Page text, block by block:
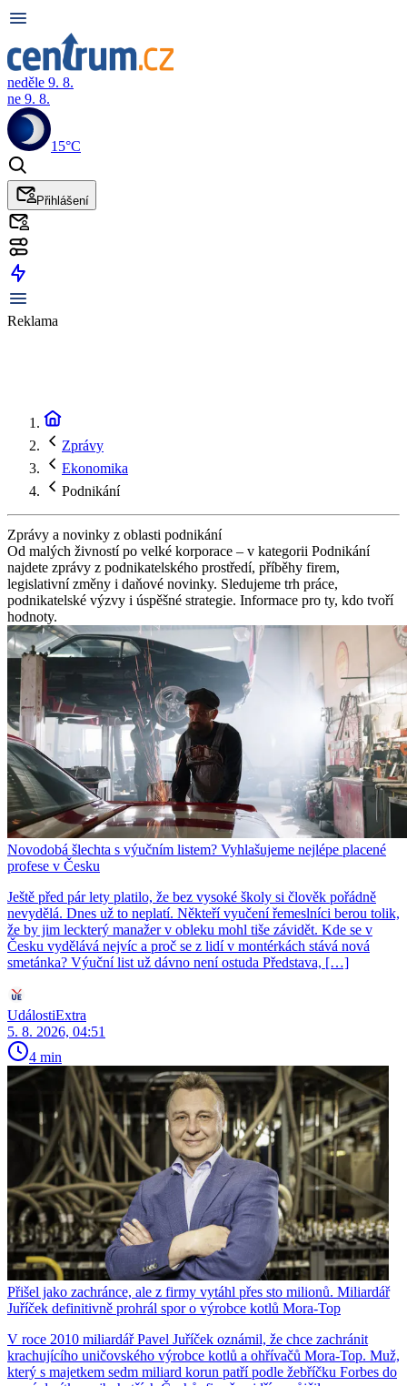
neděle 9. 8.
ne 9. 8.
15°C
Přihlášení
Reklama
Zprávy
Ekonomika
Podnikání
Zprávy a novinky z oblasti podnikání
Od malých živností po velké korporace – v kategorii Podnikání
najdete zprávy z podnikatelského prostředí, příběhy firem,
legislativní změny i daňové novinky. Sledujeme trh práce,
podnikatelské výzvy i úspěšné strategie. Informace pro ty, kdo tvoří
hodnoty.
Novodobá šlechta s výučním listem? Vyhlašujeme nejlépe placené
profese v Česku
Ještě před pár lety platilo, že bez vysoké školy si člověk pořádně
nevydělá. Dnes už to neplatí. Někteří vyučení řemeslníci berou tolik,
že by jim leckterý manažer v obleku mohl tiše závidět. Kde se v
Česku vydělává nejvíc a proč se z lidí v montérkách stává nová
smetánka? Výuční list už dávno není ostuda Představa, […]
UdálostiExtra
5. 8. 2026, 04:51
4 min
Přišel jako zachránce, ale z firmy vytáhl přes sto milionů. Miliardář
Juříček definitivně prohrál spor o výrobce kotlů Mora-Top
V roce 2010 miliardář Pavel Juříček oznámil, že chce zachránit
krachujícího uničovského výrobce kotlů a ohřívačů Mora-Top. Muž,
který s majetkem sedm miliard korun patří podle žebříčku Forbes do